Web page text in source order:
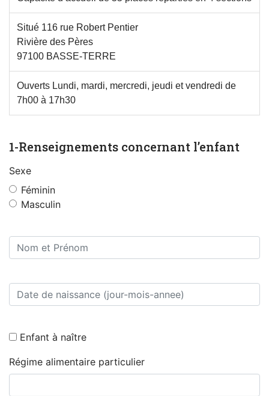
Situé 116 rue Robert Pentier
Rivière des Pères
97100 BASSE-TERRE
Ouverts Lundi, mardi, mercredi, jeudi et vendredi de
7h00 à 17h30
1-Renseignements concernant l’enfant
Sexe
Féminin
Masculin
Enfant à naître
Régime alimentaire particulier